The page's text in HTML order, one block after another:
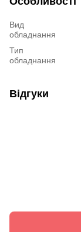
Вид
обладнання
Тип
обладнання
Відгуки